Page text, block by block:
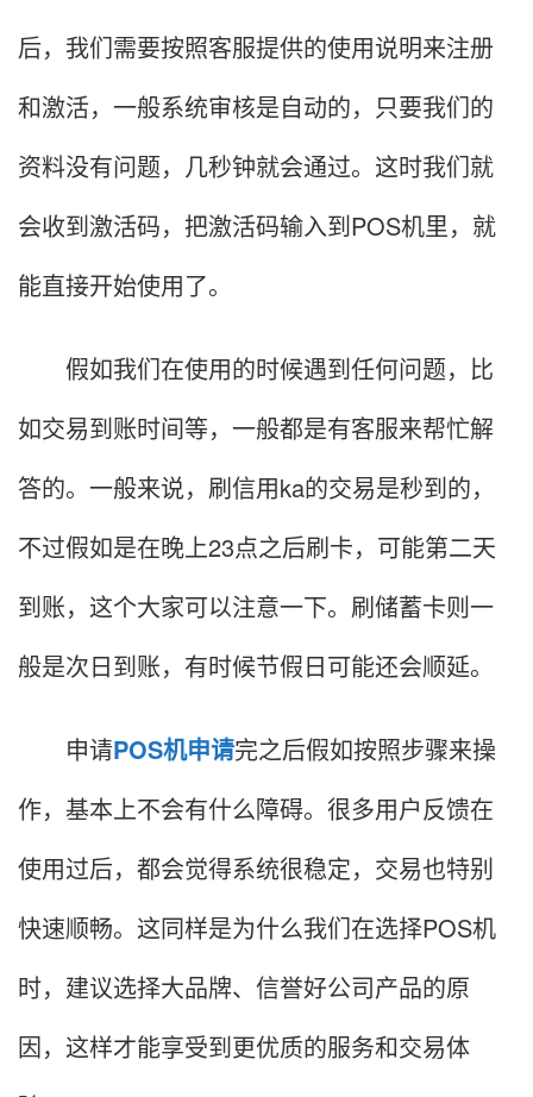
后，我们需要按照客服提供的使用说明来注册
和激活，一般系统审核是自动的，只要我们的
资料没有问题，几秒钟就会通过。这时我们就
会收到激活码，把激活码输入到POS机里，就
能直接开始使用了。
假如我们在使用的时候遇到任何问题，比
如交易到账时间等，一般都是有客服来帮忙解
答的。一般来说，刷信用ka的交易是秒到的，
不过假如是在晚上23点之后刷卡，可能第二天
到账，这个大家可以注意一下。刷储蓄卡则一
般是次日到账，有时候节假日可能还会顺延。
申请POS机申请完之后假如按照步骤来操
作，基本上不会有什么障碍。很多用户反馈在
使用过后，都会觉得系统很稳定，交易也特别
快速顺畅。这同样是为什么我们在选择POS机
时，建议选择大品牌、信誉好公司产品的原
因，这样才能享受到更优质的服务和交易体